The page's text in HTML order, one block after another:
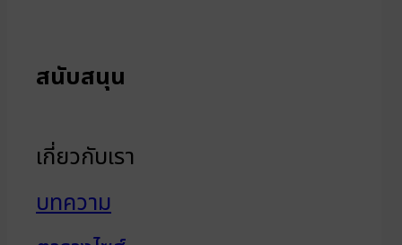
สนับสนุน
เกี่ยวกับเรา
บทความ